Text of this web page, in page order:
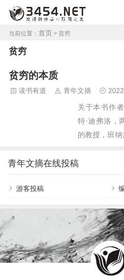
当前位置： 首页 > 贫穷
贫穷
贫穷的本质
读书有道 青年文摘
关于本书作
特·迪弗洛，
的教授，班
问。迪弗洛麻
·拉蒂夫·贾
2009年被《
《金融时报
《贫穷的本
调查写成，它
以及对主流
么这么穷？
青年文摘在线投稿
游客投稿